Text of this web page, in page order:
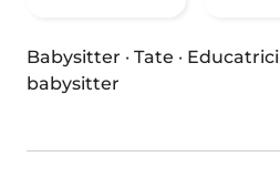
Babysitter · Tate · Educatrici
babysitter